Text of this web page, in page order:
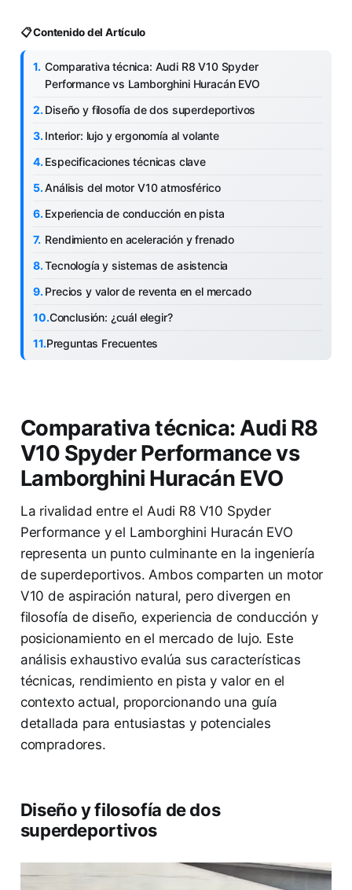
📋 Contenido del Artículo
Comparativa técnica: Audi R8 V10 Spyder
Performance vs Lamborghini Huracán EVO
Diseño y filosofía de dos superdeportivos
Interior: lujo y ergonomía al volante
Especificaciones técnicas clave
Análisis del motor V10 atmosférico
Experiencia de conducción en pista
Rendimiento en aceleración y frenado
Tecnología y sistemas de asistencia
Precios y valor de reventa en el mercado
Conclusión: ¿cuál elegir?
Preguntas Frecuentes
Comparativa técnica: Audi R8
V10 Spyder Performance vs
Lamborghini Huracán EVO
La rivalidad entre el Audi R8 V10 Spyder
Performance y el Lamborghini Huracán EVO
representa un punto culminante en la ingeniería
de superdeportivos. Ambos comparten un motor
V10 de aspiración natural, pero divergen en
filosofía de diseño, experiencia de conducción y
posicionamiento en el mercado de lujo. Este
análisis exhaustivo evalúa sus características
técnicas, rendimiento en pista y valor en el
contexto actual, proporcionando una guía
detallada para entusiastas y potenciales
compradores.
Diseño y filosofía de dos
superdeportivos